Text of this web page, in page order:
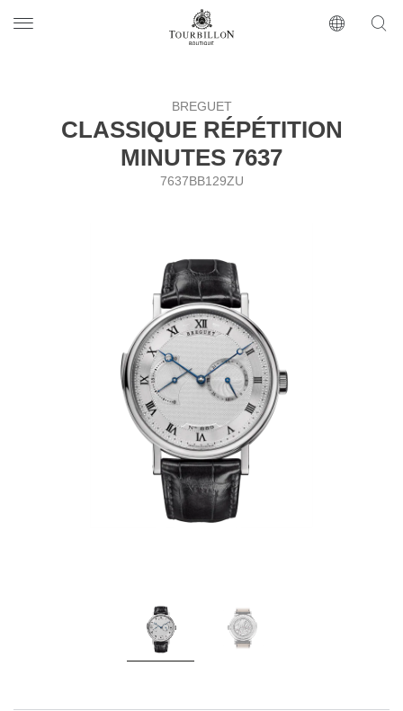
https://www.tourbillon.com/index.php/ru
BREGUET
CLASSIQUE RÉPÉTITION
MINUTES 7637
7637BB129ZU